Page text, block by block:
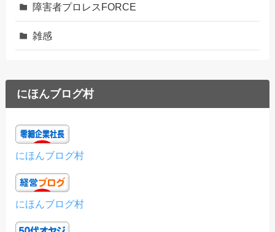
障害者プロレスFORCE
雑感
にほんブログ村
にほんブログ村
にほんブログ村